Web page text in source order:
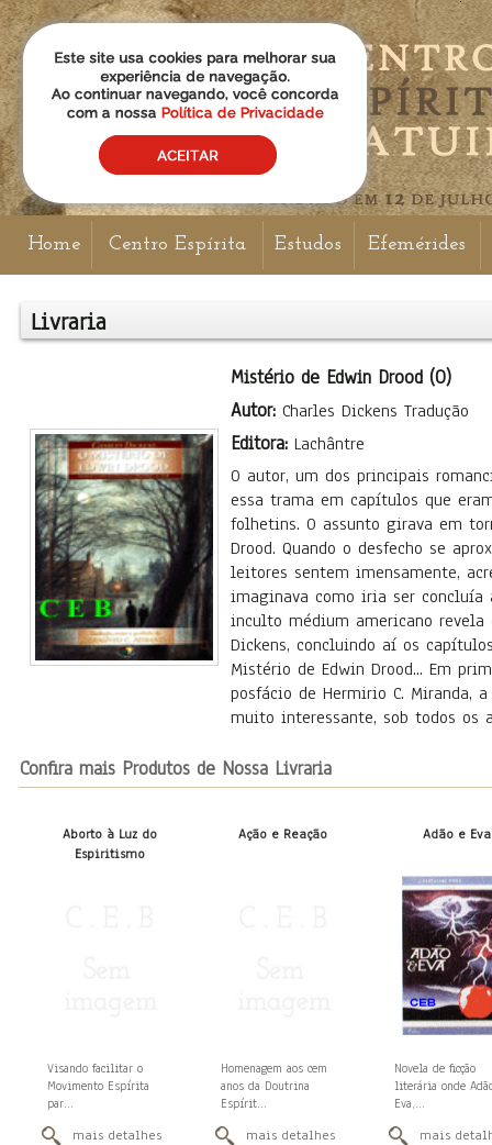
Home Centro Espírita Estudos Efemérides
Livraria
Mistério de Edwin Drood (O)
Autor: Charles Dickens Tradução
Editora: Lachântre
O autor, um dos principais
essa trama em capítulos que
folhetins. O assunto girava em
Drood. Quando o desfecho se
leitores sentem imensamente,
imaginava como iria ser concluía
inculto médium americano revela
Dickens, concluindo aí os
Mistério de Edwin Drood... Em
posfácio de Hermirio C. Miranda,
muito interessante, sob todos os
Confira mais Produtos de Nossa Livraria
Aborto à Luz do
Espiritismo
Visando facilitar o
Movimento Espírita
par...
mais detalhes
Ação e Reação
Homenagem aos cem
anos da Doutrina
Espírit...
mais detalhes
Adão e Eva
Novela de ficção
literária onde
Eva,...
mais